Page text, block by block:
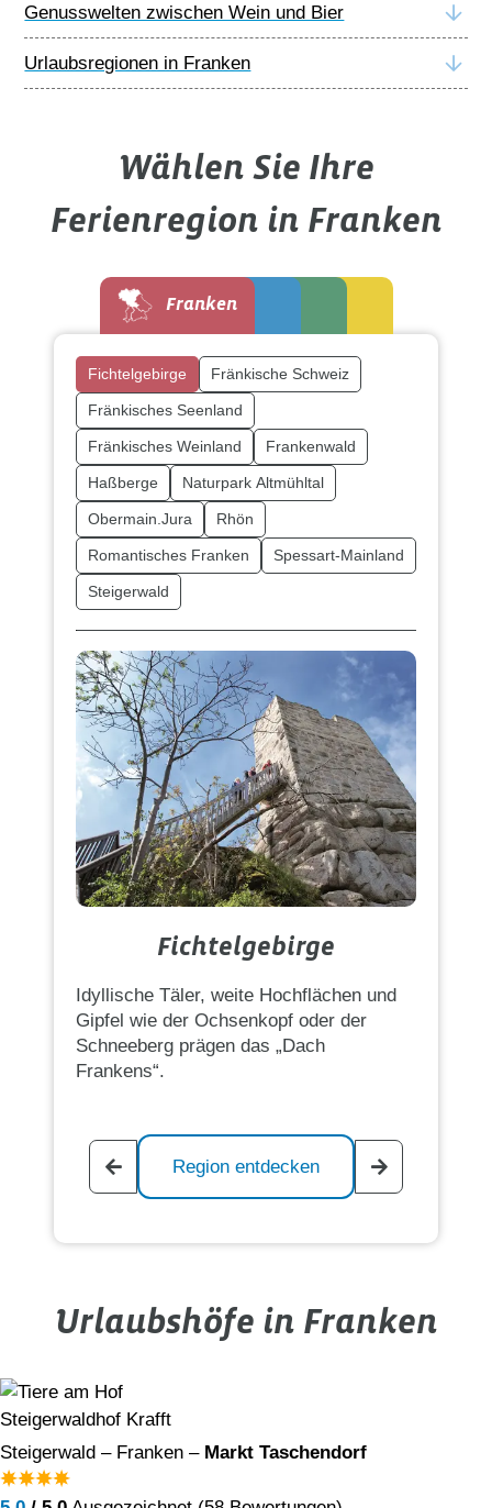
Genusswelten zwischen Wein und Bier
Urlaubsregionen in Franken
Wählen Sie Ihre
Ferienregion in Franken
Franken
Fichtelgebirge Fränkische Schweiz
Fränkisches Seenland
Fränkisches Weinland Frankenwald
Haßberge Naturpark Altmühltal
Obermain.Jura Rhön
Romantisches Franken Spessart-Mainland
Steigerwald
Fichtelgebirge
Idyllische Täler, weite Hochflächen und
Gipfel wie der Ochsenkopf oder der
Schneeberg prägen das „Dach
Frankens“.
Region entdecken
Urlaubshöfe in Franken
Steigerwaldhof Krafft
Steigerwald – Franken – Markt Taschendorf